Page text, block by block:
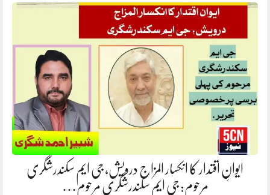
ایوانِ اقتدار کا انکسار المزاج درویش، جی ایم سکندرشگری
مرحوم: جی ایم سکندرشگری مرحوم…